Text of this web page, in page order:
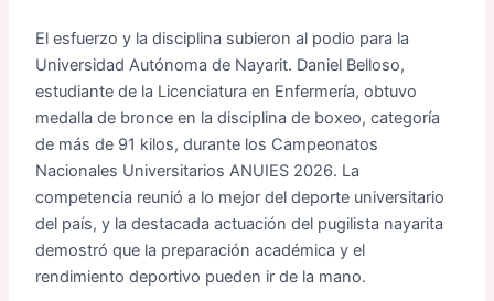
El esfuerzo y la disciplina subieron al podio para la
Universidad Autónoma de Nayarit. Daniel Belloso,
estudiante de la Licenciatura en Enfermería, obtuvo
medalla de bronce en la disciplina de boxeo, categoría
de más de 91 kilos, durante los Campeonatos
Nacionales Universitarios ANUIES 2026. La
competencia reunió a lo mejor del deporte universitario
del país, y la destacada actuación del pugilista nayarita
demostró que la preparación académica y el
rendimiento deportivo pueden ir de la mano.